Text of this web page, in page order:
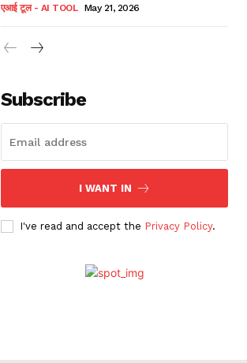
एआई टूल - AI TOOL May 21, 2026
Subscribe
I WANT IN
I've read and accept the Privacy Policy.